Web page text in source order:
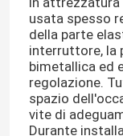
usata spesso
della parte
interruttore, la
bimetallica ed
regolazione.
spazio
vite di
Durante